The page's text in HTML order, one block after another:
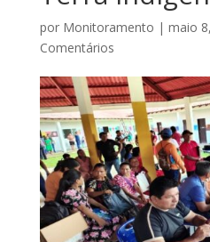
por Monitoramento | maio
Comentários